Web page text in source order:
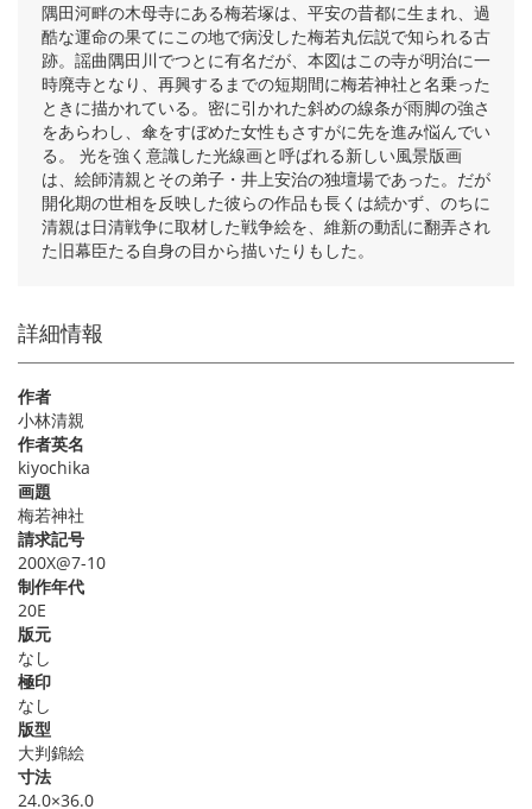
隅田河畔の木母寺にある梅若塚は、平安の昔都に生まれ、過
酷な運命の果てにこの地で病没した梅若丸伝説で知られる古
跡。謡曲隅田川でつとに有名だが、本図はこの寺が明治に一
時廃寺となり、再興するまでの短期間に梅若神社と名乗った
ときに描かれている。密に引かれた斜めの線条が雨脚の強さ
をあらわし、傘をすぼめた女性もさすがに先を進み悩んでい
る。 光を強く意識した光線画と呼ばれる新しい風景版画
は、絵師清親とその弟子・井上安治の独壇場であった。だが
開化期の世相を反映した彼らの作品も長くは続かず、のちに
清親は日清戦争に取材した戦争絵を、維新の動乱に翻弄され
た旧幕臣たる自身の目から描いたりもした。
詳細情報
作者
小林清親
作者英名
kiyochika
画題
梅若神社
請求記号
200X@7-10
制作年代
20E
版元
なし
極印
なし
版型
大判錦絵
寸法
24.0×36.0